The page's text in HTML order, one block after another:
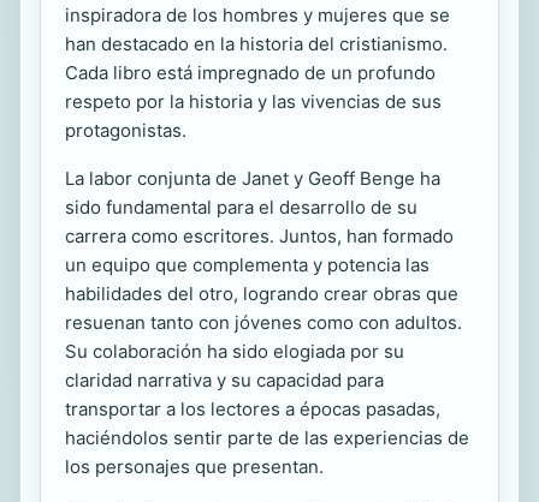
inspiradora de los hombres y mujeres que se
han destacado en la historia del cristianismo.
Cada libro está impregnado de un profundo
respeto por la historia y las vivencias de sus
protagonistas.
La labor conjunta de Janet y Geoff Benge ha
sido fundamental para el desarrollo de su
carrera como escritores. Juntos, han formado
un equipo que complementa y potencia las
habilidades del otro, logrando crear obras que
resuenan tanto con jóvenes como con adultos.
Su colaboración ha sido elogiada por su
claridad narrativa y su capacidad para
transportar a los lectores a épocas pasadas,
haciéndolos sentir parte de las experiencias de
los personajes que presentan.